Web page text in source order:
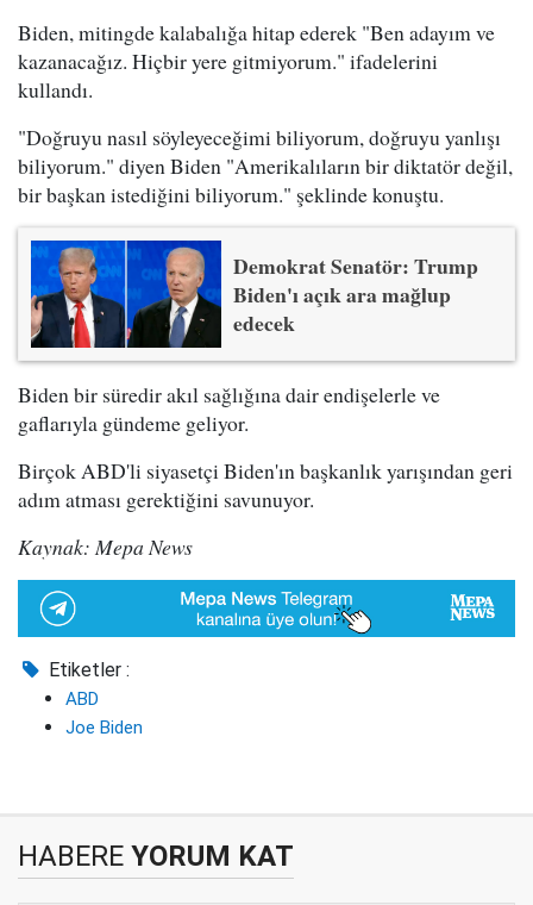
Biden, mitingde kalabalığa hitap ederek "Ben adayım ve
kazanacağız. Hiçbir yere gitmiyorum." ifadelerini
kullandı.
"Doğruyu nasıl söyleyeceğimi biliyorum, doğruyu yanlışı
biliyorum." diyen Biden "Amerikalıların bir diktatör değil,
bir başkan istediğini biliyorum." şeklinde konuştu.
Demokrat Senatör: Trump
Biden'ı açık ara mağlup
edecek
Biden bir süredir akıl sağlığına dair endişelerle ve
gaflarıyla gündeme geliyor.
Birçok ABD'li siyasetçi Biden'ın başkanlık yarışından geri
adım atması gerektiğini savunuyor.
Kaynak: Mepa News
Etiketler :
ABD
Joe Biden
HABERE YORUM KAT